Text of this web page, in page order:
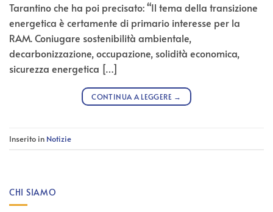
Tarantino che ha poi precisato: “Il tema della transizione
energetica è certamente di primario interesse per la
RAM. Coniugare sostenibilità ambientale,
decarbonizzazione, occupazione, solidità economica,
sicurezza energetica […]
CONTINUA A LEGGERE →
Inserito in Notizie
CHI SIAMO